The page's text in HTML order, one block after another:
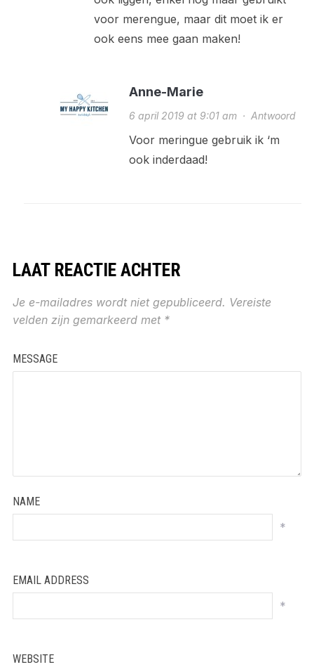
voor merengue, maar dit moet ik er
ook eens mee gaan maken!
Anne-Marie
6 april 2019 at 9:01 am· Antwoord
Voor meringue gebruik ik ‘m
ook inderdaad!
LAAT REACTIE ACHTER
Je e-mailadres wordt niet gepubliceerd. Vereiste
velden zijn gemarkeerd met *
MESSAGE
NAME
*
EMAIL ADDRESS
*
WEBSITE